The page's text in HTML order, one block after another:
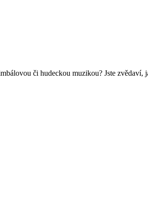
či hudeckou muzikou? Jste zvědaví,